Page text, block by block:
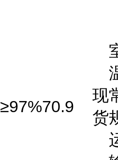
≥97%70.9
现
货